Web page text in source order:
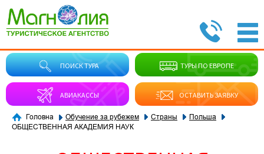
ПОИСК ТУРА ТУРЫ ПО ЕВРОПЕ
АВИАКАССЫ ОСТАВИТЬ ЗАЯВКУ
Головна Обучение за рубежем Страны
Польша
ОБЩЕСТВЕННАЯ АКАДЕМИЯ НАУК